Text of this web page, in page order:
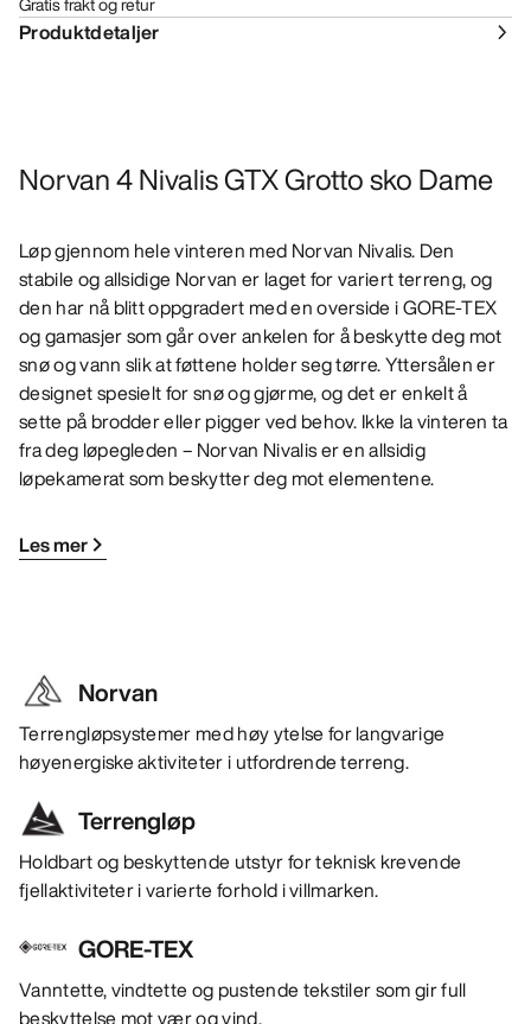
Produktdetaljer
Norvan 4 Nivalis GTX Grotto sko Dame
Løp gjennom hele vinteren med Norvan Nivalis. Den
stabile og allsidige Norvan er laget for variert terreng, og
den har nå blitt oppgradert med en overside i GORE-TEX
og gamasjer som går over ankelen for å beskytte deg mot
snø og vann slik at føttene holder seg tørre. Yttersålen er
designet spesielt for snø og gjørme, og det er enkelt å
sette på brodder eller pigger ved behov. Ikke la vinteren ta
fra deg løpegleden – Norvan Nivalis er en allsidig
løpekamerat som beskytter deg mot elementene.
Les mer
Norvan
Terrengløpsystemer med høy ytelse for langvarige
høyenergiske aktiviteter i utfordrende terreng.
Terrengløp
Holdbart og beskyttende utstyr for teknisk krevende
fjellaktiviteter i varierte forhold i villmarken.
GORE-TEX
Vanntette, vindtette og pustende tekstiler som gir full